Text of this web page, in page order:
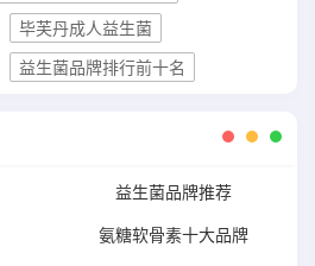
毕芙丹成人益生菌
益生菌品牌排行前十名
益生菌品牌推荐
氨糖软骨素十大品牌